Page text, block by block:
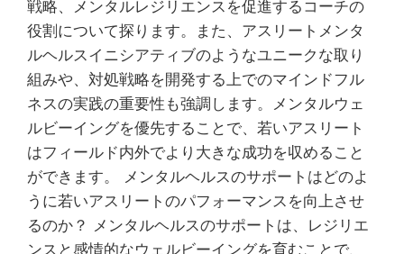
戦略、メンタルレジリエンスを促進するコーチの
役割について探ります。また、アスリートメンタ
ルヘルスイニシアティブのようなユニークな取り
組みや、対処戦略を開発する上でのマインドフル
ネスの実践の重要性も強調します。メンタルウェ
ルビーイングを優先することで、若いアスリート
はフィールド内外でより大きな成功を収めること
ができます。 メンタルヘルスのサポートはどのよ
うに若いアスリートのパフォーマンスを向上させ
るのか？ メンタルヘルスのサポートは、レジリエ
ンスと感情的なウェルビーイングを育むことで、